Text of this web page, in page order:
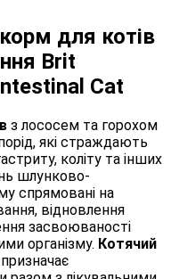
для котів
Brit
Cat
з лососем та горохом
які страждають
коліту та інших
шлунково-
спрямовані на
відновлення
засвоюваності
організму. Котячий
призначає